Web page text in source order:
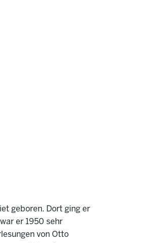
geboren. Dort ging er
er 1950 sehr
von Otto